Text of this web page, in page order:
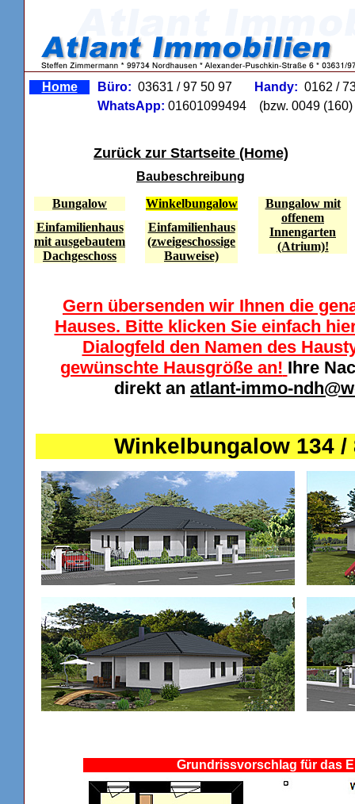
Home Büro: 03631 / 97 50 97 Handy: 0162 /
WhatsApp: 01601099494 (bzw. 0049
Zurück zur Startseite (Home)
Baubeschreibung
Bungalow
Einfamilienhaus
mit ausgebautem
Dachgeschoss
Winkelbungalow
Einfamilienhaus
(zweigeschossige
Bauweise)
Bungalow mit
offenem
Innengarten
(Atrium)!
Gern übersenden wir Ihnen die
Hauses. Bitte klicken Sie einfach
Dialogfeld den Namen des
gewünschte Hausgröße an! Ihre
direkt an atlant-immo-
Winkelbungalow 134 /
Grundrissvorschlag für das